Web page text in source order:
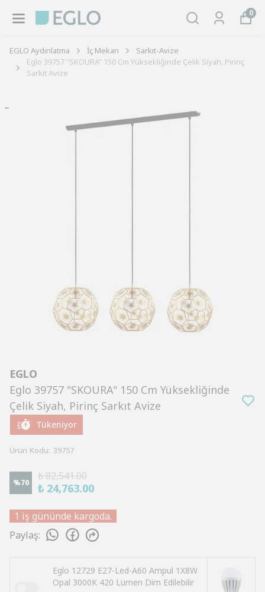
0
EGLO Aydınlatma İç Mekan
Sarkıt-Avize
Eglo 39757 "SKOURA" 150 Cm Yüksekliğinde Çelik Siyah, Pirinç
Sarkıt Avize
EGLO
Eglo 39757 "SKOURA" 150 Cm Yüksekliğinde
Çelik Siyah, Pirinç Sarkıt Avize
Tükeniyor
Ürün Kodu: 39757
%70
₺ 82,541.00
₺ 24,763.00
1 iş gününde kargoda.
Paylaş:
Eglo 12729 E27-Led-A60 Ampul 1X8W
Opal 3000K 420 Lümen Dim Edilebilir